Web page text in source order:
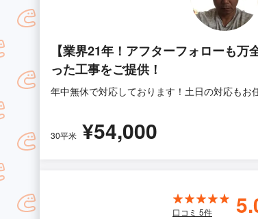
【業界21年！アフターフォローも
った工事をご提供！
年中無休で対応しております！土日の対応もお
30平米 ¥54,000
口コミ 5件